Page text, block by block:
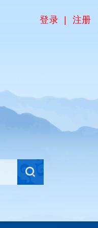
注册
登录